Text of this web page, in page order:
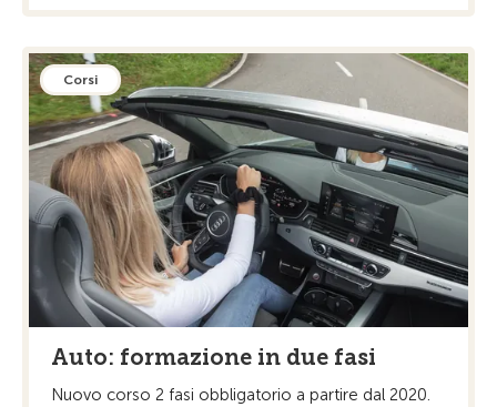
Corsi
Auto: formazione in due fasi
Nuovo corso 2 fasi obbligatorio a partire dal 2020.